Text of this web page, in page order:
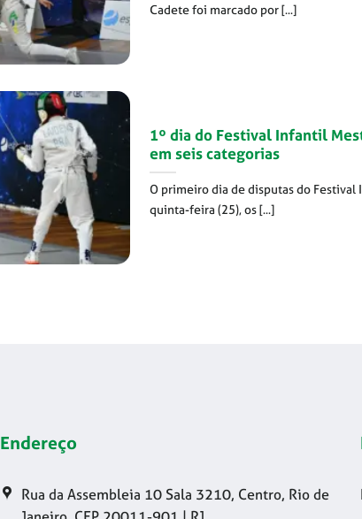
Cadete foi marcado por [...]
1º dia do Festival Infantil
em seis categorias
O primeiro dia de disputas do
quinta-feira (25), os [...]
Endereço
Rua da Assembleia 10 Sala 3210, Centro, Rio de